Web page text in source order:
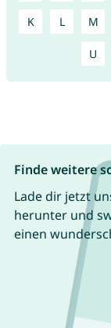
K L M
U
Finde weitere
Lade dir jetzt
herunter und
einen